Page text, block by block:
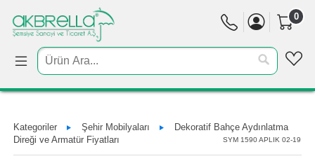
0
Kategoriler Şehir Mobilyaları
Dekoratif Bahçe Aydınlatma
Direği ve Armatür Fiyatları
SYM 1590 APLIK 02-19